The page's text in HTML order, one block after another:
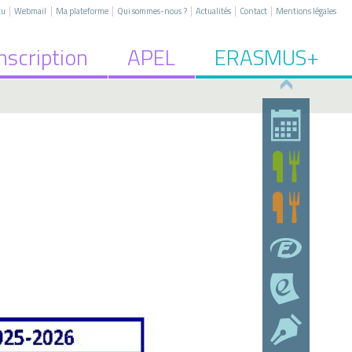
| Webmail | Ma plateforme | Qui sommes-nous ? | Actualités | Contact | Mentions légales
degré
APEL ERASMUS+